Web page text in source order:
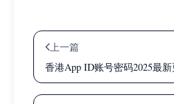
上一篇
香港App ID账号密码2025最